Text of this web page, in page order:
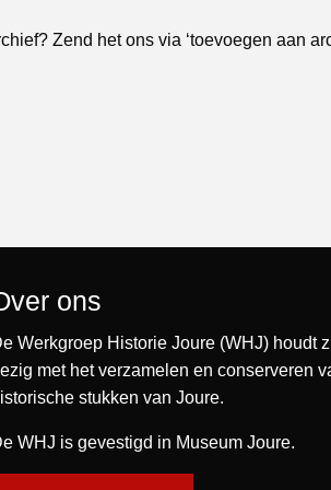
Zend het ons via ‘toevoegen aan
ons
Werkgroep Historie Joure (WHJ) houdt
met het verzamelen en conserveren
stukken van Joure.
WHJ is gevestigd in Museum Joure.